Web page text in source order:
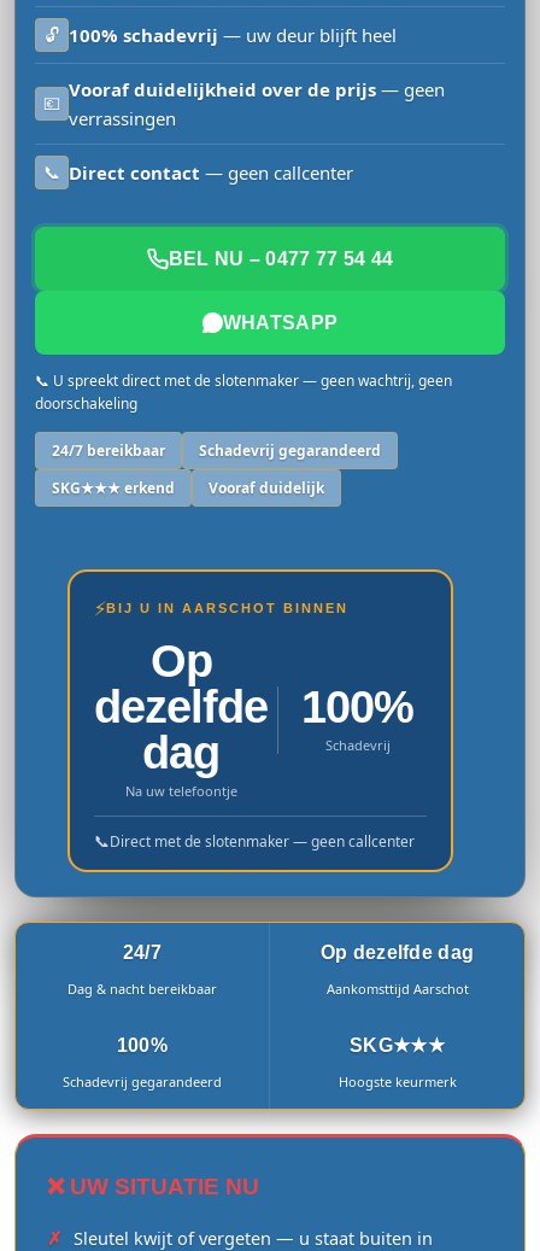
🔓 100% schadevrij — uw deur blijft heel
💶
Vooraf duidelijkheid over de prijs — geen
verrassingen
📞 Direct contact — geen callcenter
BEL NU – 0477 77 54 44
WHATSAPP
📞 U spreekt direct met de slotenmaker — geen wachtrij, geen
doorschakeling
24/7 bereikbaar
Schadevrij gegarandeerd
SKG★★★ erkend
Vooraf duidelijk
⚡BIJ U IN AARSCHOT BINNEN
Op
dezelfde
dag
Na uw telefoontje
100%
Schadevrij
📞Direct met de slotenmaker — geen callcenter
24/7
Dag & nacht bereikbaar
Op dezelfde dag
Aankomsttijd Aarschot
100%
Schadevrij gegarandeerd
SKG★★★
Hoogste keurmerk
❌ UW SITUATIE NU
Sleutel kwijt of vergeten — u staat buiten in